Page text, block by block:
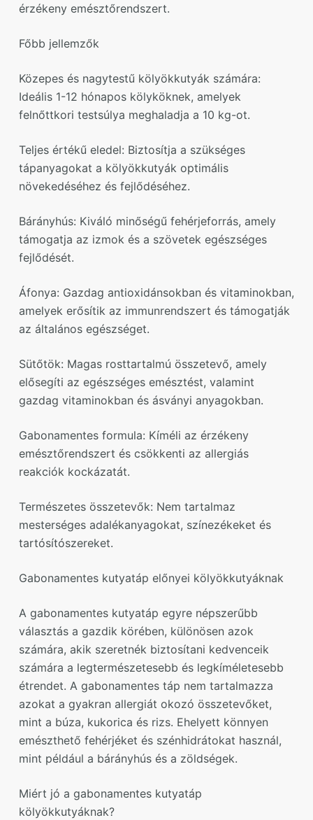
érzékeny emésztőrendszert.
Főbb jellemzők
Közepes és nagytestű kölyökkutyák számára:
Ideális 1-12 hónapos kölyköknek, amelyek
felnőttkori testsúlya meghaladja a 10 kg-ot.
Teljes értékű eledel: Biztosítja a szükséges
tápanyagokat a kölyökkutyák optimális
növekedéséhez és fejlődéséhez.
Bárányhús: Kiváló minőségű fehérjeforrás, amely
támogatja az izmok és a szövetek egészséges
fejlődését.
Áfonya: Gazdag antioxidánsokban és vitaminokban,
amelyek erősítik az immunrendszert és támogatják
az általános egészséget.
Sütőtök: Magas rosttartalmú összetevő, amely
elősegíti az egészséges emésztést, valamint
gazdag vitaminokban és ásványi anyagokban.
Gabonamentes formula: Kíméli az érzékeny
emésztőrendszert és csökkenti az allergiás
reakciók kockázatát.
Természetes összetevők: Nem tartalmaz
mesterséges adalékanyagokat, színezékeket és
tartósítószereket.
Gabonamentes kutyatáp előnyei kölyökkutyáknak
A gabonamentes kutyatáp egyre népszerűbb
választás a gazdik körében, különösen azok
számára, akik szeretnék biztosítani kedvenceik
számára a legtermészetesebb és legkíméletesebb
étrendet. A gabonamentes táp nem tartalmazza
azokat a gyakran allergiát okozó összetevőket,
mint a búza, kukorica és rizs. Ehelyett könnyen
emészthető fehérjéket és szénhidrátokat használ,
mint például a bárányhús és a zöldségek.
Miért jó a gabonamentes kutyatáp
kölyökkutyáknak?